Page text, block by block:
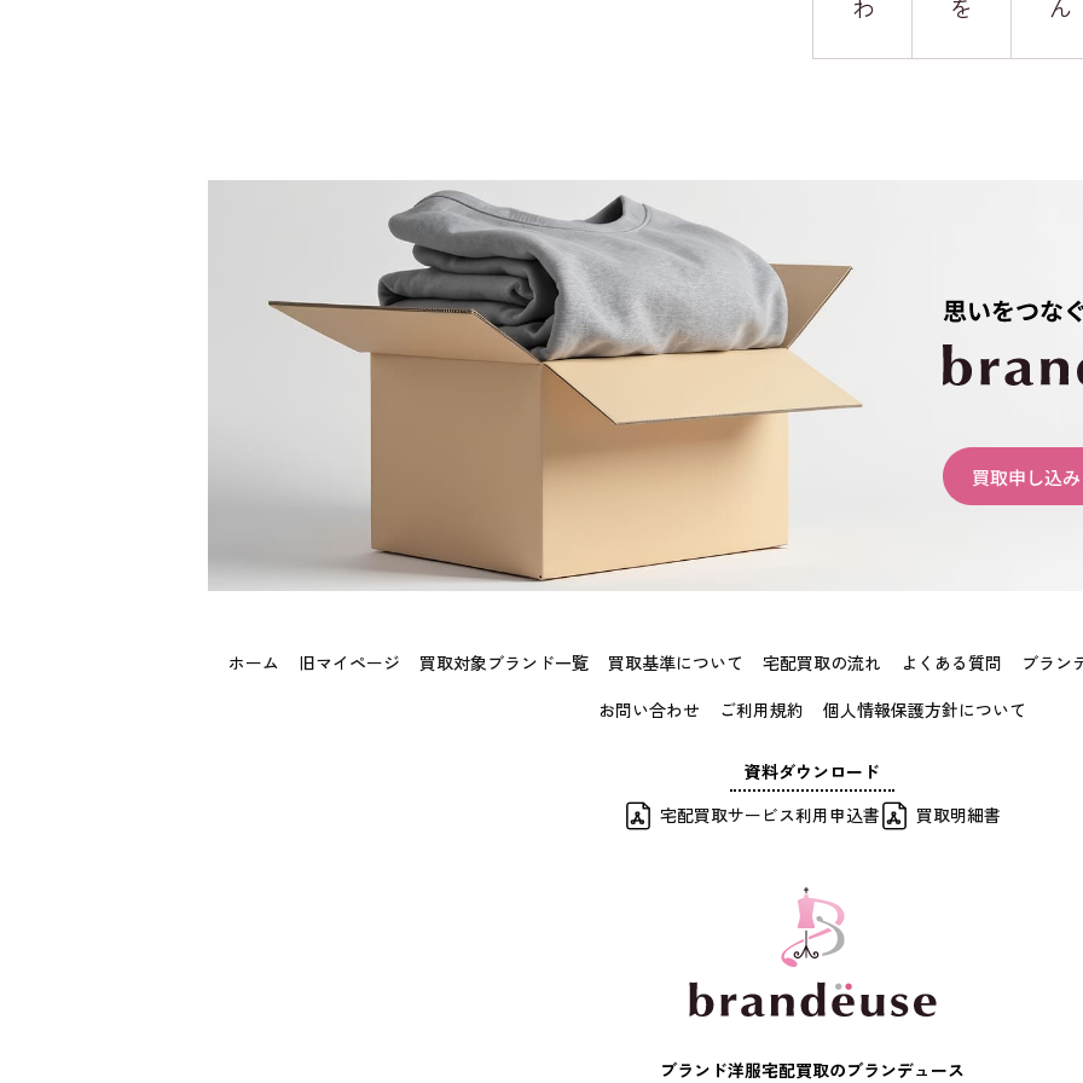
わ を ん
ホーム 旧マイページ 買取対象ブランド一覧 買取基準について 宅配買取の流れ よくある質問
ブラン
お問い合わせ
ご利用規約 個人情報保護方針について
資料ダウンロード
宅配買取サービス利用申込書
買取明細書
ブランド洋服宅配買取のブランデュース